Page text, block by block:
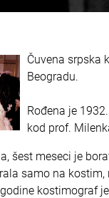
Čuvena srpska
Beogradu.
Rođena je
kod prof.
šest meseci je
samo na
kostimograf